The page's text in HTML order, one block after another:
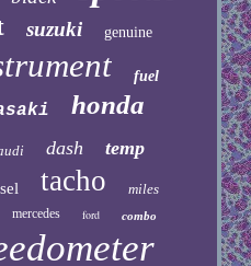
suzuki genuine
fuel
honda
dash temp
tacho miles
mercedes ford combo